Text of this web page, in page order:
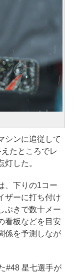
シンに追従して
たところでレ
した。
、下りの1コー
ザーに打ち付け
ぶきで数十メー
看板などを目安
係を予測しなが
#48 星七選手が